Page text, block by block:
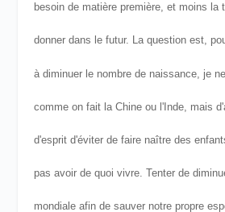
besoin de matière première, et moins la
donner dans le futur. La question est,
à diminuer le nombre de naissance, je
comme on fait la Chine ou l'Inde, mais
d'esprit d'éviter de faire naître des
pas avoir de quoi vivre. Tenter de
mondiale afin de sauver notre propre